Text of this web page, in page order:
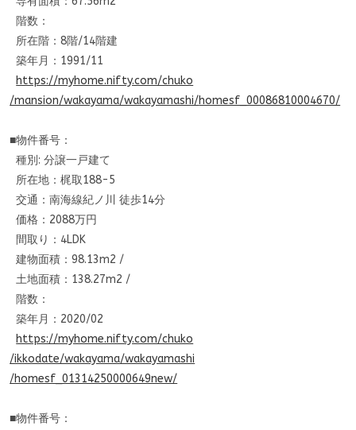
階数：
所在階：8階/14階建
築年月：1991/11
https://myhome.nifty.com/chuko
/mansion/wakayama/wakayamashi/homesf_00086810004670/
■物件番号：
種別: 分譲一戸建て
所在地：梶取188-5
交通：南海線紀ノ川 徒歩14分
価格：2088万円
間取り：4LDK
建物面積：98.13m2 /
土地面積：138.27m2 /
階数：
築年月：2020/02
https://myhome.nifty.com/chuko
/ikkodate/wakayama/wakayamashi
/homesf_01314250000649new/
■物件番号：